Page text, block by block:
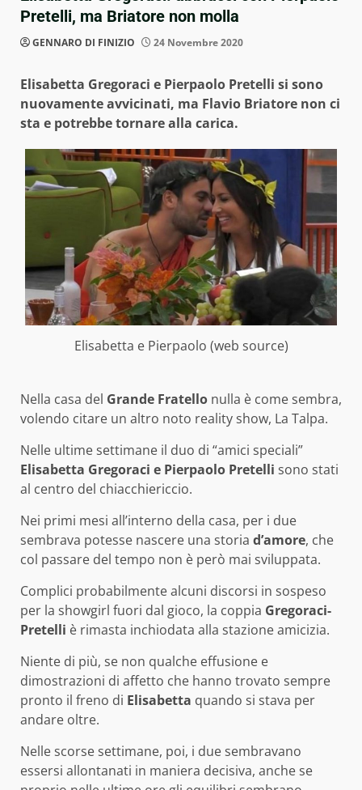
Pretelli, ma Briatore non molla
GENNARO DI FINIZIO 24 Novembre 2020
Elisabetta Gregoraci e Pierpaolo Pretelli si sono
nuovamente avvicinati, ma Flavio Briatore non ci
sta e potrebbe tornare alla carica.
Elisabetta e Pierpaolo (web source)
Nella casa del Grande Fratello nulla è come sembra,
volendo citare un altro noto reality show, La Talpa.
Nelle ultime settimane il duo di “amici speciali”
Elisabetta Gregoraci e Pierpaolo Pretelli sono stati
al centro del chiacchiericcio.
Nei primi mesi all’interno della casa, per i due
sembrava potesse nascere una storia d’amore, che
col passare del tempo non è però mai sviluppata.
Complici probabilmente alcuni discorsi in sospeso
per la showgirl fuori dal gioco, la coppia Gregoraci-
Pretelli è rimasta inchiodata alla stazione amicizia.
Niente di più, se non qualche effusione e
dimostrazioni di affetto che hanno trovato sempre
pronto il freno di Elisabetta quando si stava per
andare oltre.
Nelle scorse settimane, poi, i due sembravano
essersi allontanati in maniera decisiva, anche se